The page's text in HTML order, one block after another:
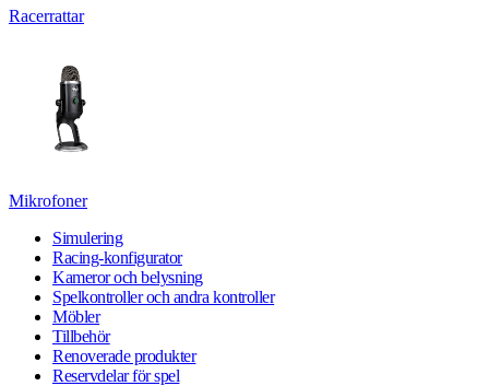
Racerrattar
Mikrofoner
Simulering
Racing-konfigurator
Kameror och belysning
Spelkontroller och andra kontroller
Möbler
Tillbehör
Renoverade produkter
Reservdelar för spel